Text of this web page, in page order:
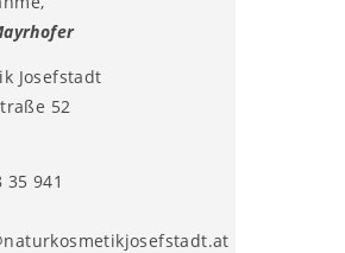
Josefstadt
52
35 941